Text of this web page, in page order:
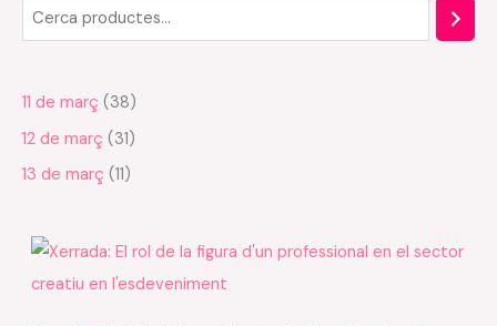
C
e
c
a
11 de març 38
3
8
r
o
d
12 de març 31
3
1
r
o
d
13 de març 11
1
1
r
o
d